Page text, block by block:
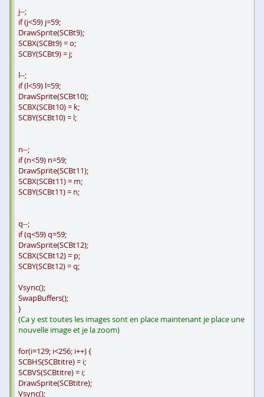
j--;
if (j<59) j=59;
DrawSprite(SCBt9);
SCBX(SCBt9) = o;
SCBY(SCBt9) = j;
l--;
if (l<59) l=59;
DrawSprite(SCBt10);
SCBX(SCBt10) = k;
SCBY(SCBt10) = l;
n--;
if (n<59) n=59;
DrawSprite(SCBt11);
SCBX(SCBt11) = m;
SCBY(SCBt11) = n;
q--;
if (q<59) q=59;
DrawSprite(SCBt12);
SCBX(SCBt12) = p;
SCBY(SCBt12) = q;
Vsync();
SwapBuffers();
}
(Ca y est toutes les images sont en place maintenant je place une
nouvelle image et je la zoom)
for(i=129; i<256; i++) {
SCBHS(SCBtitre) = i;
SCBVS(SCBtitre) = i;
DrawSprite(SCBtitre);
Vsync();